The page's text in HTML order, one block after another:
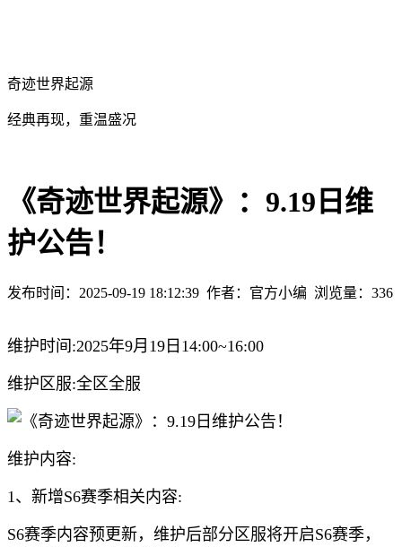
奇迹世界起源
经典再现，重温盛况
《奇迹世界起源》：9.19日维
护公告！
发布时间：2025-09-19 18:12:39 作者：官方小编 浏览量： 336
维护时间:2025年9月19日14:00~16:00
维护区服:全区全服
维护内容:
1、新增S6赛季相关内容:
S6赛季内容预更新，维护后部分区服将开启S6赛季，